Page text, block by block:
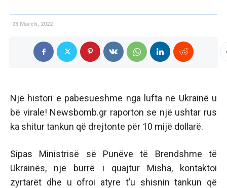
23 March, 2022
Një histori e pabesueshme nga lufta në Ukrainë u
bë virale! Newsbomb.gr raporton se një ushtar rus
ka shitur tankun që drejtonte për 10 mijë dollarë.
Sipas Ministrisë së Punëve të Brendshme të
Ukrainës, një burrë i quajtur Misha, kontaktoi
zyrtarët dhe u ofroi atyre t’u shisnin tankun që